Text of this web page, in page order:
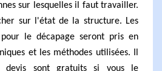
sur lesquelles il faut travailler.
sur l'état de la structure. Les
pour le décapage seront pris en
et les méthodes utilisées. Il
devis sont gratuits si vous le